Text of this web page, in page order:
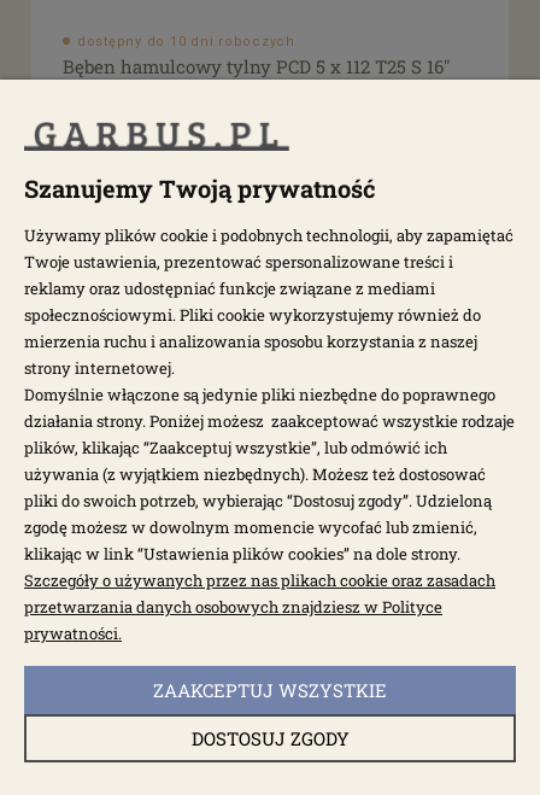
dostępny do 10 dni roboczych
Bęben hamulcowy tylny PCD 5 x 112 T25 S 16"
1289-200
226,00 zł
dostępny do 10 dni roboczych
Bęben hamulcowy tylny PCD 5 x 130 Porsche T1
67-
Szanujemy Twoją prywatność
Używamy plików cookie i podobnych technologii, aby zapamiętać
Twoje ustawienia, prezentować spersonalizowane treści i
reklamy oraz udostępniać funkcje związane z mediami
społecznościowymi. Pliki cookie wykorzystujemy również do
mierzenia ruchu i analizowania sposobu korzystania z naszej
strony internetowej.
Domyślnie włączone są jedynie pliki niezbędne do poprawnego
działania strony. Poniżej możesz zaakceptować wszystkie rodzaje
plików, klikając “Zaakceptuj wszystkie”, lub odmówić ich
używania (z wyjątkiem niezbędnych). Możesz też dostosować
pliki do swoich potrzeb, wybierając “Dostosuj zgody”. Udzieloną
zgodę możesz w dowolnym momencie wycofać lub zmienić,
klikając w link “Ustawienia plików cookies” na dole strony.
Szczegóły o używanych przez nas plikach cookie oraz zasadach
przetwarzania danych osobowych znajdziesz w Polityce
prywatności.
DOSTOSUJ ZGODY
ZAAKCEPTUJ WSZYSTKIE